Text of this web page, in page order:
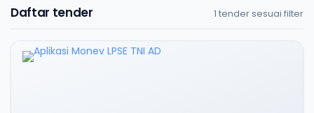
Daftar tender 1 tender sesuai filter